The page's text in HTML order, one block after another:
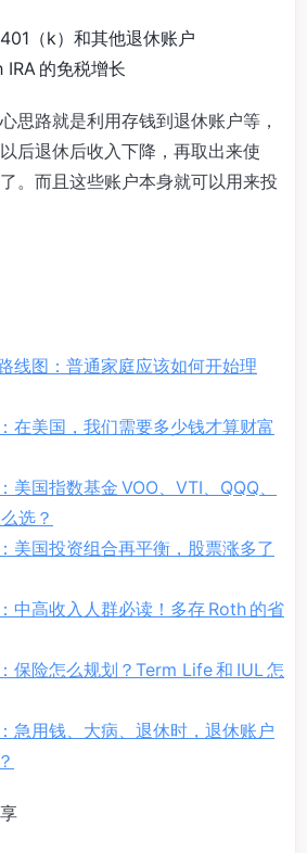
（k）和其他退休账户
IRA 的免税增长
思路就是利用存钱到退休账户等，
后退休后收入下降，再取出来使
。而且这些账户本身就可以用来投
线图：普通家庭应该如何开始理
在美国，我们需要多少钱才算财富
美国指数基金 VOO、VTI、QQQ、
选？
美国投资组合再平衡，股票涨多了
中高收入人群必读！多存 Roth 的省
保险怎么规划？Term Life 和 IUL 怎
急用钱、大病、退休时，退休账户